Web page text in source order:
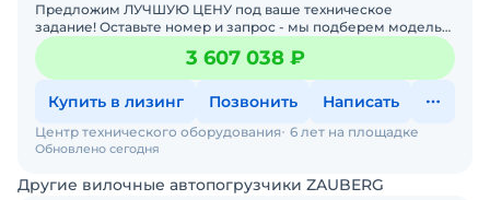
Предложим ЛУЧШУЮ ЦЕНУ под ваше техническое
задание! Оставьте номер и запрос - мы подберем модель
со СКИДКОЙ. В наличии на складах новые вилочные
погрузчики
3 607 038 ₽
Купить в лизинг Позвонить Написать
Обновлено сегодня
Центр технического оборудования 6 лет на площадке
Другие вилочные автопогрузчики ZAUBERG